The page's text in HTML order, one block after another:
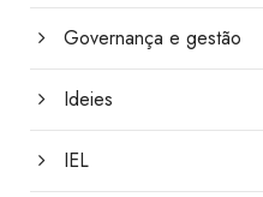
Governança e gestão
Ideies
IEL